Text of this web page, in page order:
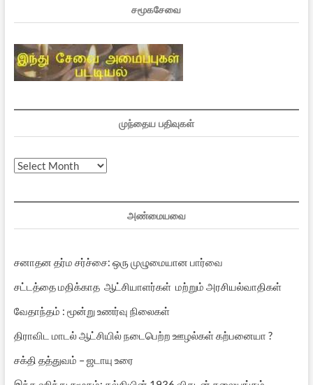
சமூகசேவை
முந்தைய பதிவுகள்
முந்தைய
அண்மையவை
சனாதன தர்ம சர்ச்சை: ஒரு முழுமையான பார்வை
சட்டத்தை மதிக்காத ஆட்சியாளர்கள் மற்றும் அரசியல்வாதிகள்
வேதாந்தம் : மூன்று உணர்வு நிலைகள்
திராவிட மாடல் ஆட்சியில் நடைபெற்ற ஊழல்கள் கற்பனையா ?
சக்தி தத்துவம் – ஜடாயு உரை